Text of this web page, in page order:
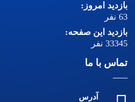
بازدید امروز:
63 نفر
بازدید این صفحه:
33345 نفر
تماس با ما
آدرس